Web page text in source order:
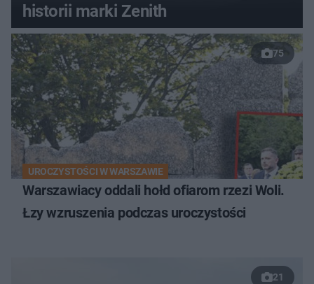
historii marki Zenith
75
UROCZYSTOŚCI W WARSZAWIE
Warszawiacy oddali hołd ofiarom rzezi Woli.
Łzy wzruszenia podczas uroczystości
21